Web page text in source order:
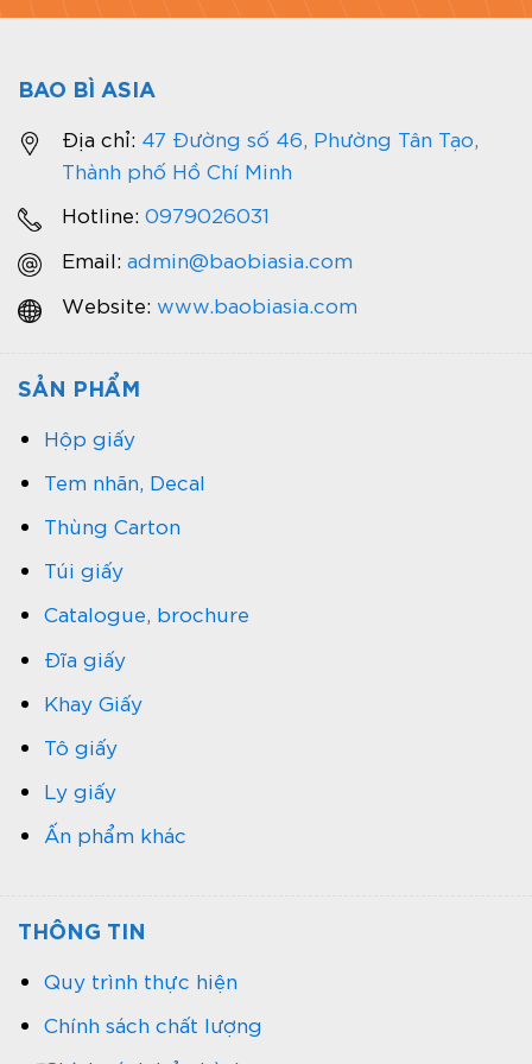
BAO BÌ ASIA
Địa chỉ: 47 Đường số 46, Phường Tân Tạo,
Thành phố Hồ Chí Minh
Hotline: 0979026031
Email: admin@baobiasia.com
Website: www.baobiasia.com
SẢN PHẨM
Hộp giấy
Tem nhãn, Decal
Thùng Carton
Túi giấy
Catalogue, brochure
Đĩa giấy
Khay Giấy
Tô giấy
Ly giấy
Ấn phẩm khác
THÔNG TIN
Quy trình thực hiện
Chính sách chất lượng